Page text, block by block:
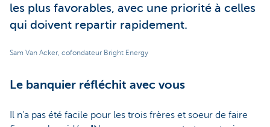
les plus favorables, avec une priorité à celles
qui doivent repartir rapidement.
Sam Van Acker, cofondateur Bright Energy
Le banquier réfléchit avec vous
Il n'a pas été facile pour les trois frères et soeur de faire